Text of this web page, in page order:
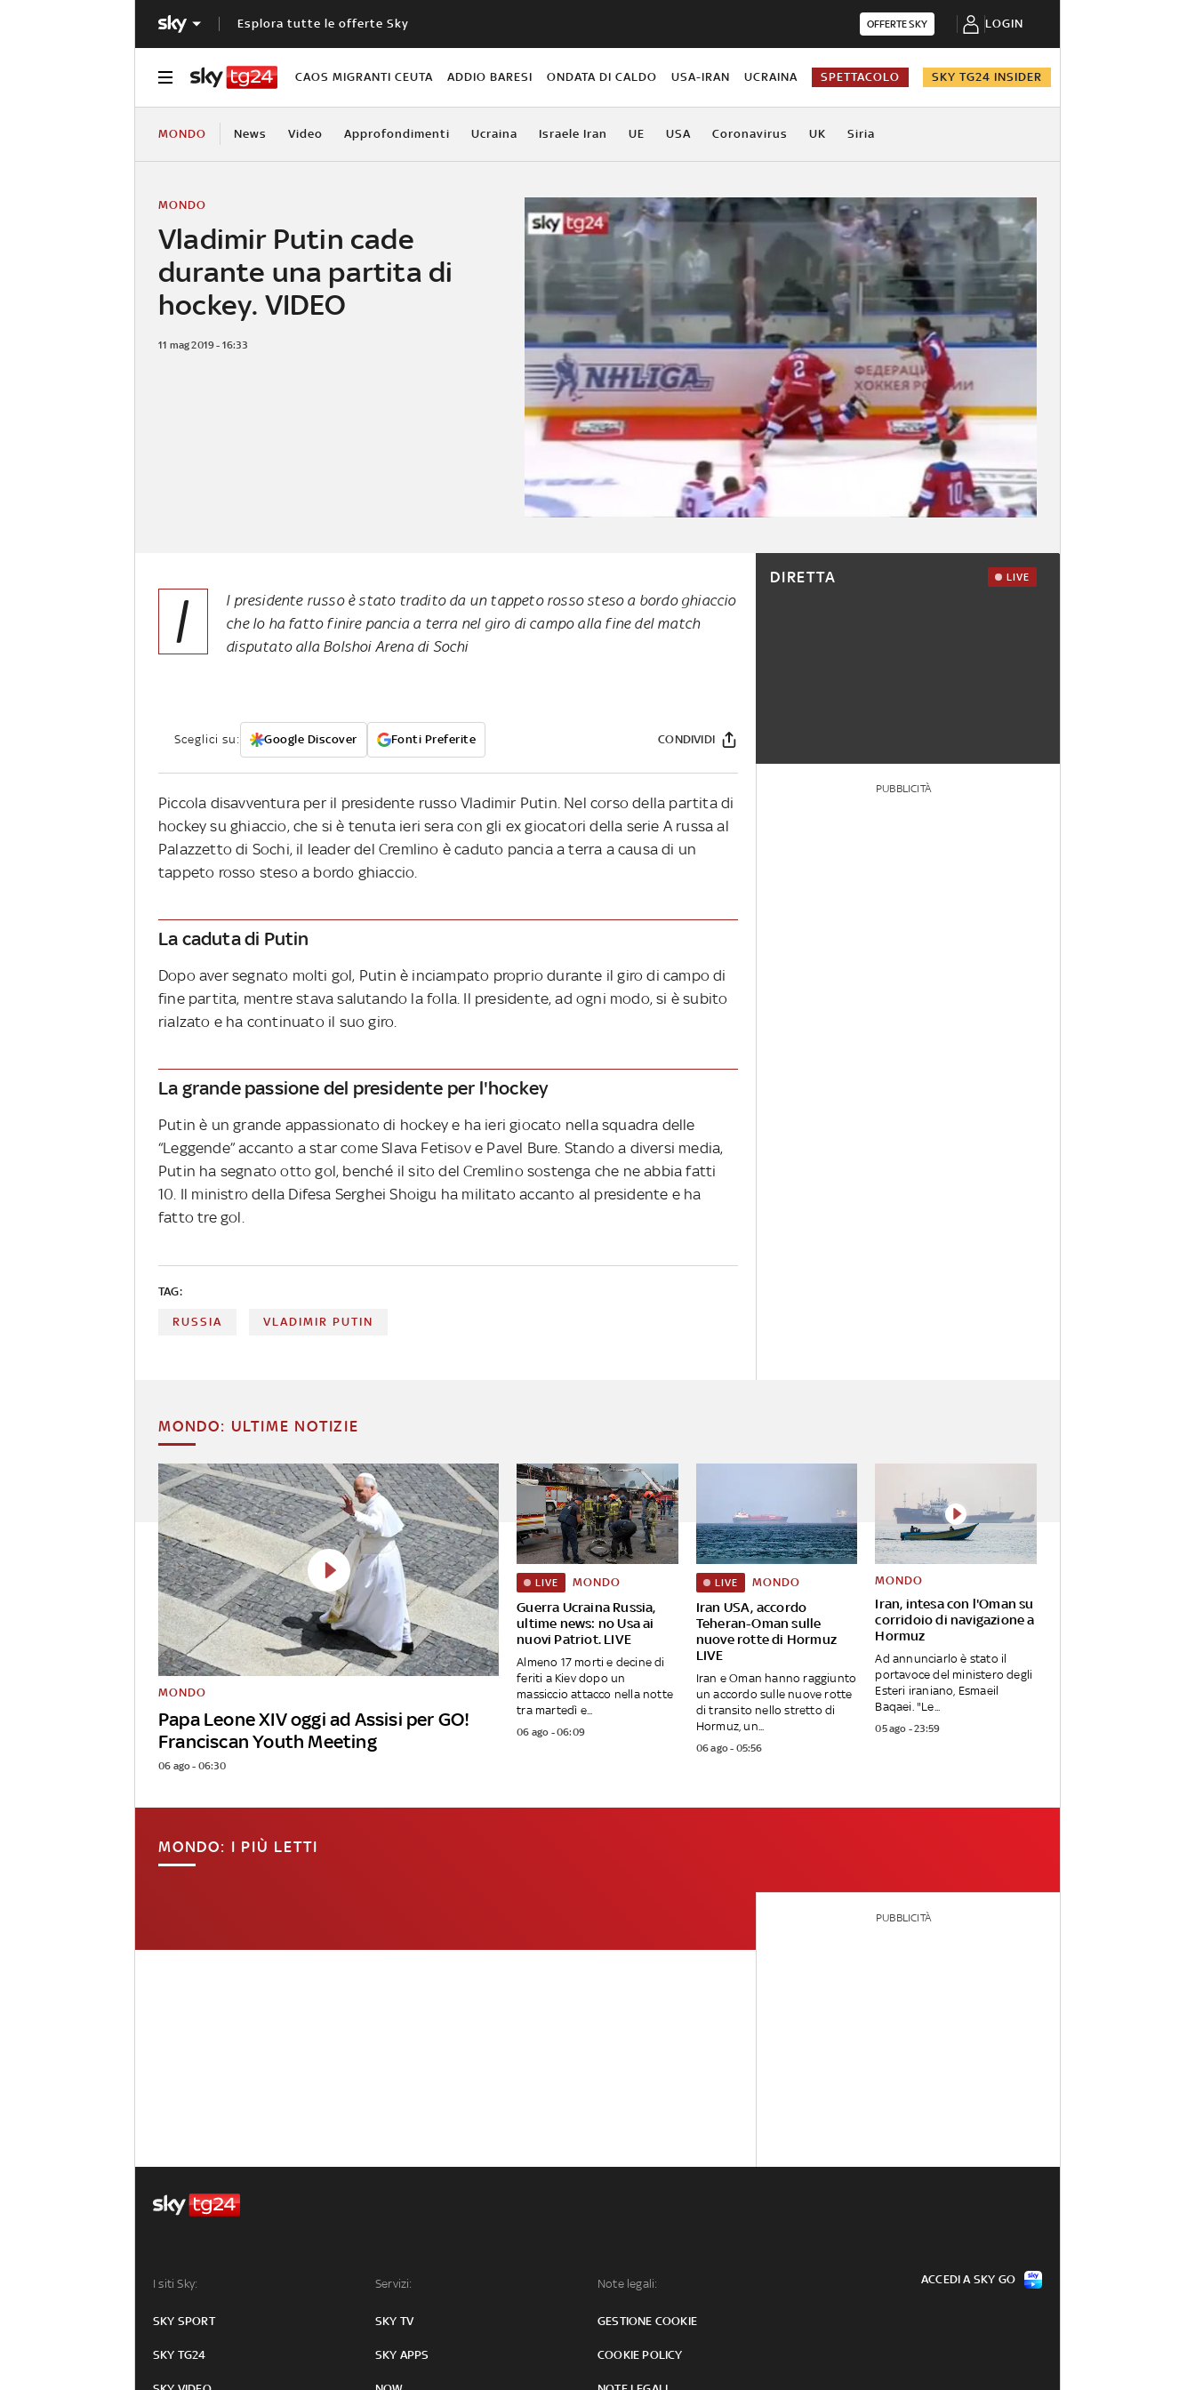
Esplora tutte le offerte Sky OFFERTE SKY LOGIN
CAOS MIGRANTI CEUTA ADDIO BARESI ONDATA DI CALDO USA-IRAN UCRAINA SPETTACOLO SKY TG24 INSIDER
MONDO News Video Approfondimenti Ucraina Israele Iran UE USA Coronavirus UK Siria
Vladimir Putin cade
durante una partita di
hockey. VIDEO
MONDO
11 mag 2019 - 16:33
I
l presidente russo è stato tradito da un tappeto rosso steso a bordo ghiaccio
che lo ha fatto finire pancia a terra nel giro di campo alla fine del match
disputato alla Bolshoi Arena di Sochi
Sceglici su: Google Discover Fonti Preferite CONDIVIDI
Piccola disavventura per il presidente russo Vladimir Putin. Nel corso della partita di
hockey su ghiaccio, che si è tenuta ieri sera con gli ex giocatori della serie A russa al
Palazzetto di Sochi, il leader del Cremlino è caduto pancia a terra a causa di un
tappeto rosso steso a bordo ghiaccio.
La caduta di Putin
Dopo aver segnato molti gol, Putin è inciampato proprio durante il giro di campo di
fine partita, mentre stava salutando la folla. Il presidente, ad ogni modo, si è subito
rialzato e ha continuato il suo giro.
La grande passione del presidente per l'hockey
Putin è un grande appassionato di hockey e ha ieri giocato nella squadra delle
“Leggende” accanto a star come Slava Fetisov e Pavel Bure. Stando a diversi media,
Putin ha segnato otto gol, benché il sito del Cremlino sostenga che ne abbia fatti
10. Il ministro della Difesa Serghei Shoigu ha militato accanto al presidente e ha
fatto tre gol.
TAG:
RUSSIA VLADIMIR PUTIN
DIRETTA LIVE
PUBBLICITÀ
MONDO: ULTIME NOTIZIE
Papa Leone XIV oggi ad Assisi per GO!
Franciscan Youth Meeting
MONDO
06 ago - 06:30
Guerra Ucraina Russia,
ultime news: no Usa ai
nuovi Patriot. LIVE
LIVE MONDO
Almeno 17 morti e decine di
feriti a Kiev dopo un
massiccio attacco nella notte
tra martedì e...
06 ago - 06:09
Iran USA, accordo
Teheran-Oman sulle
nuove rotte di Hormuz
LIVE
LIVE MONDO
Iran e Oman hanno raggiunto
un accordo sulle nuove rotte
di transito nello stretto di
Hormuz, un...
06 ago - 05:56
Iran, intesa con l'Oman su
corridoio di navigazione a
Hormuz
MONDO
Ad annunciarlo è stato il
portavoce del ministero degli
Esteri iraniano, Esmaeil
Baqaei. "Le...
05 ago - 23:59
MONDO: I PIÙ LETTI
PUBBLICITÀ
I siti Sky:
SKY SPORT
SKY TG24
Servizi:
SKY TV
SKY APPS
Note legali:
GESTIONE COOKIE
COOKIE POLICY
ACCEDI A SKY GO